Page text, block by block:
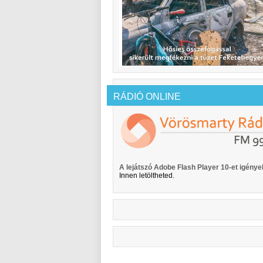
RÁDIÓ ONLINE
A lejátszó Adobe Flash Player 10-et
Innen letöltheted.